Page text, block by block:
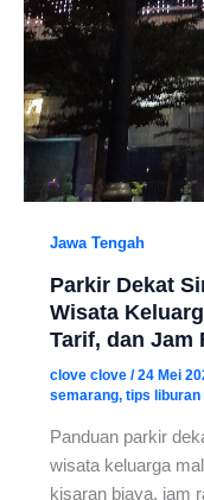
Jawa Tengah
Parkir Dekat
Wisata
Tarif, dan Jam
clove clove /24 Mei
semarang, tips liburan
Panduan parkir
wisata keluarga
kisaran biaya, jam